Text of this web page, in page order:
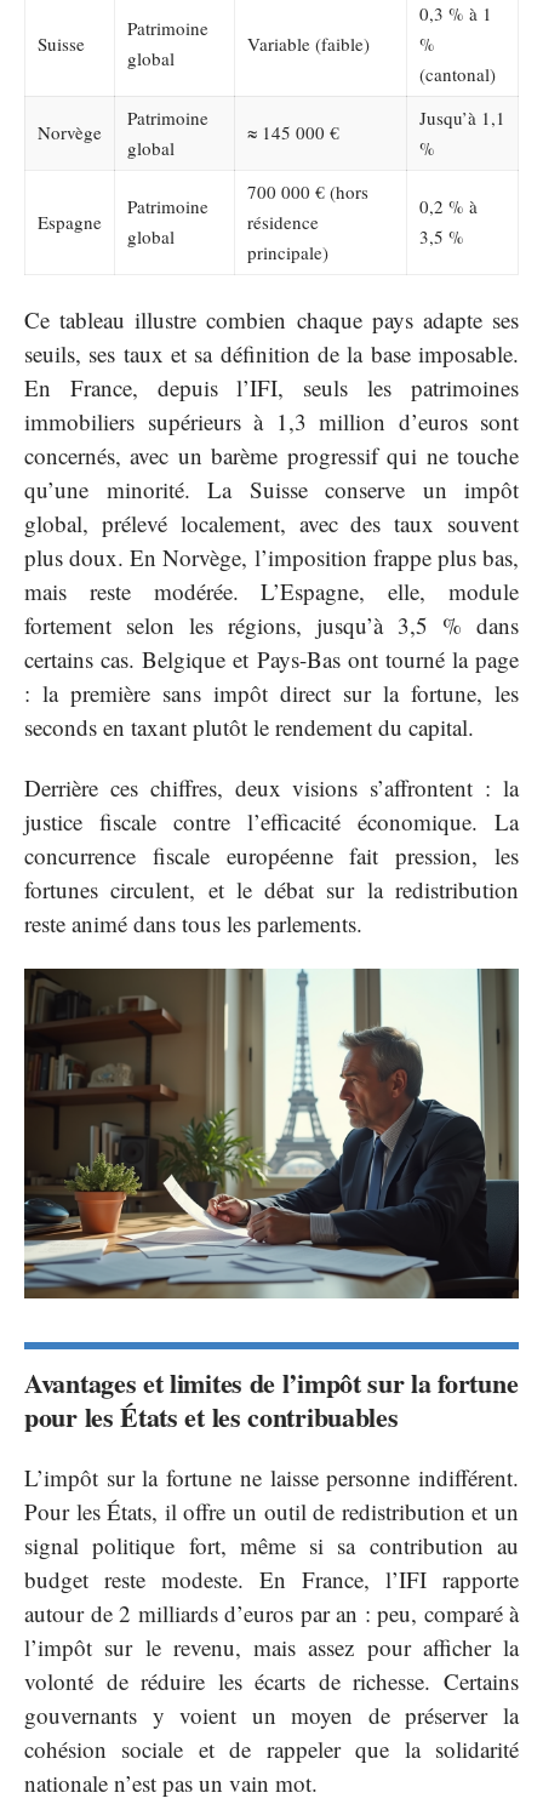
Suisse
Patrimoine
global
Variable (faible)
0,3 % à 1
%
(cantonal)
Norvège
Patrimoine
global
≈ 145 000 €
Jusqu’à 1,1
%
Espagne
Patrimoine
global
700 000 € (hors
résidence
principale)
0,2 % à
3,5 %
Ce tableau illustre combien chaque pays adapte ses
seuils, ses taux et sa définition de la base imposable.
En France, depuis l’IFI, seuls les patrimoines
immobiliers supérieurs à 1,3 million d’euros sont
concernés, avec un barème progressif qui ne touche
qu’une minorité. La Suisse conserve un impôt
global, prélevé localement, avec des taux souvent
plus doux. En Norvège, l’imposition frappe plus bas,
mais reste modérée. L’Espagne, elle, module
fortement selon les régions, jusqu’à 3,5 % dans
certains cas. Belgique et Pays-Bas ont tourné la page
: la première sans impôt direct sur la fortune, les
seconds en taxant plutôt le rendement du capital.
Derrière ces chiffres, deux visions s’affrontent : la
justice fiscale contre l’efficacité économique. La
concurrence fiscale européenne fait pression, les
fortunes circulent, et le débat sur la redistribution
reste animé dans tous les parlements.
Avantages et limites de l’impôt sur la fortune
pour les États et les contribuables
L’impôt sur la fortune ne laisse personne indifférent.
Pour les États, il offre un outil de redistribution et un
signal politique fort, même si sa contribution au
budget reste modeste. En France, l’IFI rapporte
autour de 2 milliards d’euros par an : peu, comparé à
l’impôt sur le revenu, mais assez pour afficher la
volonté de réduire les écarts de richesse. Certains
gouvernants y voient un moyen de préserver la
cohésion sociale et de rappeler que la solidarité
nationale n’est pas un vain mot.